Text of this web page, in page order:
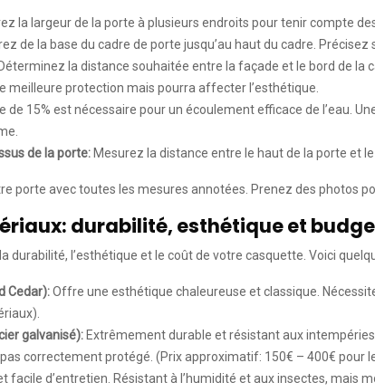
la largeur de la porte à plusieurs endroits pour tenir compte
de la base du cadre de porte jusqu’au haut du cadre.
Déterminez la distance souhaitée entre la façade et le bord de
protection mais pourra affecter l’esthétique.
de 15% est nécessaire pour un écoulement efficace de l’eau.
de la porte: Mesurez la distance entre le haut de la porte et
porte avec toutes les mesures annotées. Prenez des photos
durabilité, esthétique et
durabilité, l’esthétique et le coût de votre casquette. Voici
Cedar):Offre une esthétique chaleureuse et classique.
galvanisé): Extrêmement durable et résistant aux
pas correctement protégé. (Prix approximatif: 150€ – 400€ pour
facile d’entretien. Résistant à l’humidité et aux insectes, mais